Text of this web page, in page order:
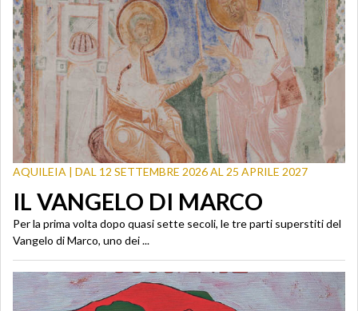
AQUILEIA | DAL 12 SETTEMBRE 2026 AL 25 APRILE 2027
IL VANGELO DI MARCO
Per la prima volta dopo quasi sette secoli, le tre parti superstiti del
Vangelo di Marco, uno dei ...